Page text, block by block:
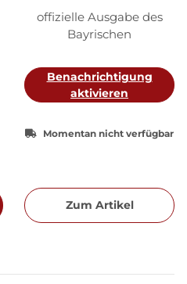
Neuschwanstein 2025
1/4 oz Gold
offizielle Ausgabe des
Bayrischen
Benachrichtigung
aktivieren
Momentan nicht verfügbar
Zum Artikel